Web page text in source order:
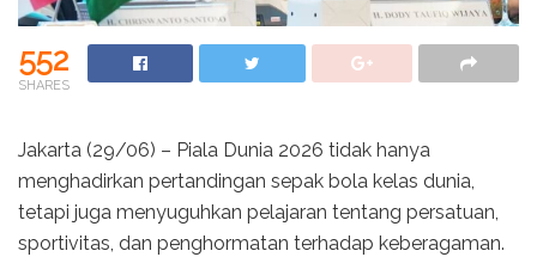
552
SHARES
Jakarta (29/06) – Piala Dunia 2026 tidak hanya
menghadirkan pertandingan sepak bola kelas dunia,
tetapi juga menyuguhkan pelajaran tentang persatuan,
sportivitas, dan penghormatan terhadap keberagaman.